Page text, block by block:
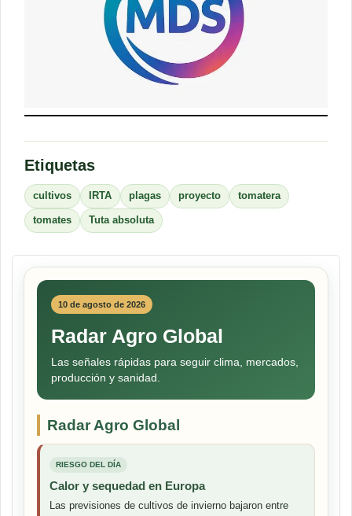
Etiquetas
cultivos IRTA plagas proyecto tomatera
tomates Tuta absoluta
10 de agosto de 2026
Radar Agro Global
Las señales rápidas para seguir clima, mercados,
producción y sanidad.
Radar Agro Global
RIESGO DEL DÍA
Calor y sequedad en Europa
Las previsiones de cultivos de invierno bajaron entre